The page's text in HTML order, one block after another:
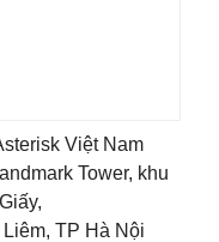
Việt Nam
Tower, khu
TP Hà Nội